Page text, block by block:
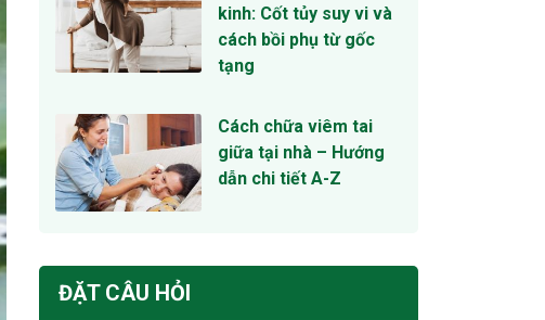
kinh: Cốt tủy suy vi và
cách bồi phụ từ gốc
tạng
Cách chữa viêm tai
giữa tại nhà – Hướng
dẫn chi tiết A-Z
ĐẶT CÂU HỎI